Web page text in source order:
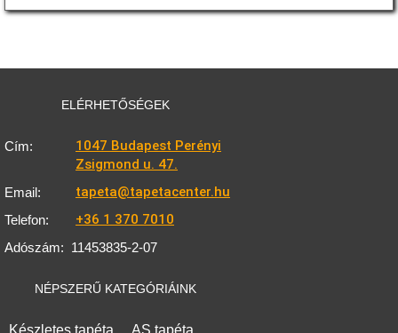
ELÉRHETŐSÉGEK
Cím:
1047 Budapest Perényi
Zsigmond u. 47.
Email: tapeta@tapetacenter.hu
Telefon: +36 1 370 7010
Adószám: 11453835-2-07
NÉPSZERŰ KATEGÓRIÁINK
Készletes tapéta AS tapéta